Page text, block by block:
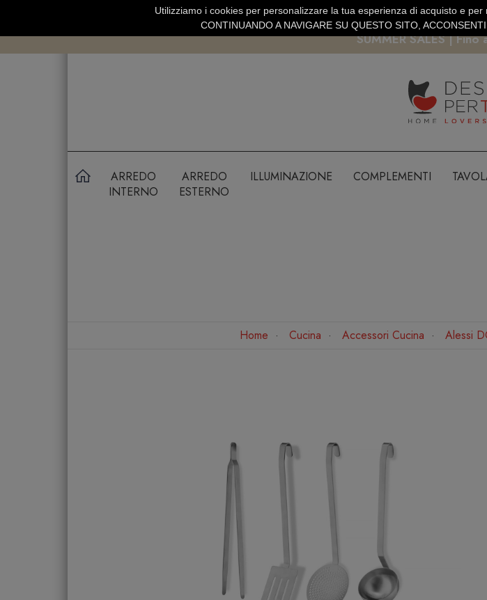
SPEDIZIONE GRATUITA SOPRA 99 EURO PAGAMENTO SICURO
SUMMER SALES |
ARREDO
INTERNO
ARREDO
ESTERNO
ILLUMINAZIONE COMPLEMENTI
Home Cucina Accessori Cucina Alessi
Utilizziamo i cookies per personalizzare la tua esperienza di acquisto e
CONTINUANDO A NAVIGARE SU QUESTO SITO,